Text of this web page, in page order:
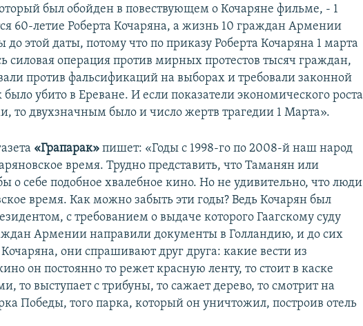
был обойден в повествующем о Кочаряне фильме, - 1
60-летие Роберта Кочаряна, а жизнь 10 граждан Армении
до этой даты, потому что по приказу Роберта Кочаряна 1 марта
силовая операция против мирных протестов тысяч граждан,
против фальсификаций на выборах и требовали законной
было убито в Ереване. И если показатели экономического роста
то двухзначным было и число жертв трагедии 1 Марта».
«Грапарак» пишет: «Годы с 1998-го по 2008-й наш народ
время. Трудно представить, что Таманян или
о себе подобное хвалебное кино. Но не удивительно, что люди
время. Как можно забыть эти годы? Ведь Кочарян был
с требованием о выдаче которого Гаагскому суду
Армении направили документы в Голландию, и до сих
они спрашивают друг друга: какие вести из
он постоянно то режет красную ленту, то стоит в каске
то выступает с трибуны, то сажает дерево, то смотрит на
Победы, того парка, который он уничтожил, построив отель